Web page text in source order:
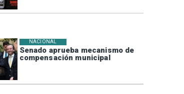
Senado aprueba mecanismo de
compensación municipal
NACIONAL